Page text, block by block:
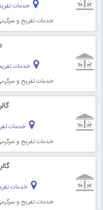
خدمات
خدمات تفریح و
خدمات
خدمات تفریح و
خدمات
خدمات تفریح و
خدمات
خدمات تفریح و